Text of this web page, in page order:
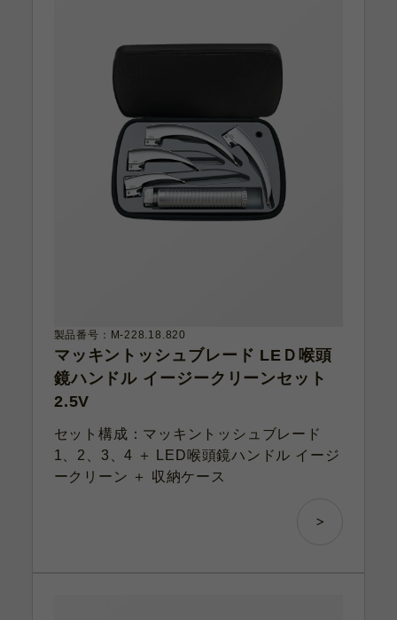
製品番号：M-228.18.820
マッキントッシュブレード LEＤ喉頭
鏡ハンドル イージークリーンセット
2.5V
セット構成：マッキントッシュブレード
1、2、3、4 ＋ LED喉頭鏡ハンドル イージ
ークリーン ＋ 収納ケース